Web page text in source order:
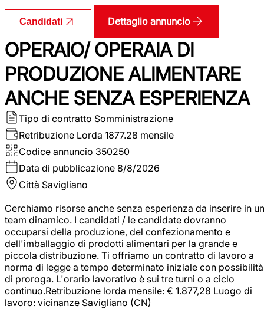
Candidati Dettaglio annuncio
OPERAIO/ OPERAIA DI
PRODUZIONE ALIMENTARE
ANCHE SENZA ESPERIENZA
Tipo di contratto Somministrazione
Retribuzione Lorda 1877.28 mensile
Codice annuncio 350250
Data di pubblicazione 8/8/2026
Città Savigliano
Cerchiamo risorse anche senza esperienza da inserire in un
team dinamico. I candidati / le candidate dovranno
occuparsi della produzione, del confezionamento e
dell'imballaggio di prodotti alimentari per la grande e
piccola distribuzione. Ti offriamo un contratto di lavoro a
norma di legge a tempo determinato iniziale con possibilità
di proroga. L'orario lavorativo è sui tre turni o a ciclo
continuo.Retribuzione lorda mensile: € 1.877,28 Luogo di
lavoro: vicinanze Savigliano (CN)